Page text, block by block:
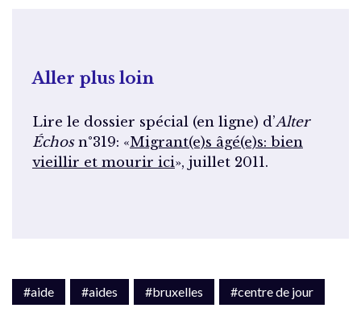
Aller plus loin
Lire le dossier spécial (en ligne) d’Alter
Échosn°319: «Migrant(e)s âgé(e)s: bien
vieillir et mourir ici», juillet 2011.
#aide #aides #bruxelles #centre de jour